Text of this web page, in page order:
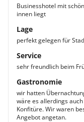
Businesshotel mit
innen liegt
Lage
perfekt gelegen für
Service
sehr freundlich beim
Gastronomie
wir hatten
wäre es allerdings
Konfitüre. Wir waren
Angebot angetan.